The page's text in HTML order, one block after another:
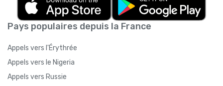
Pays populaires depuis la France
Appels vers l'Érythrée
Appels vers le Nigeria
Appels vers Russie